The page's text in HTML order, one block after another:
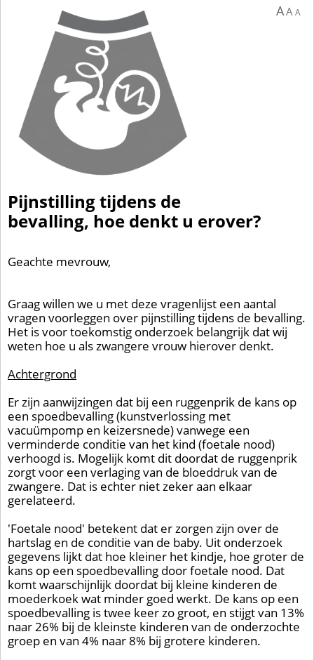
Pijnstilling tijdens de
bevalling, hoe denkt u erover?
AAA
Geachte mevrouw,
Graag willen we u met deze vragenlijst een aantal
vragen voorleggen over pijnstilling tijdens de bevalling.
Het is voor toekomstig onderzoek belangrijk dat wij
weten hoe u als zwangere vrouw hierover denkt.
Achtergrond
Er zijn aanwijzingen dat bij een ruggenprik de kans op
een spoedbevalling (kunstverlossing met
vacuümpomp en keizersnede) vanwege een
verminderde conditie van het kind (foetale nood)
verhoogd is. Mogelijk komt dit doordat de ruggenprik
zorgt voor een verlaging van de bloeddruk van de
zwangere. Dat is echter niet zeker aan elkaar
gerelateerd.
'Foetale nood' betekent dat er zorgen zijn over de
hartslag en de conditie van de baby. Uit onderzoek
gegevens lijkt dat hoe kleiner het kindje, hoe groter de
kans op een spoedbevalling door foetale nood. Dat
komt waarschijnlijk doordat bij kleine kinderen de
moederkoek wat minder goed werkt. De kans op een
spoedbevalling is twee keer zo groot, en stijgt van 13%
naar 26% bij de kleinste kinderen van de onderzochte
groep en van 4% naar 8% bij grotere kinderen.